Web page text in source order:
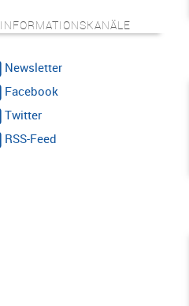
INFORMATIONSKANÄLE
Newsletter
Facebook
Twitter
RSS-Feed